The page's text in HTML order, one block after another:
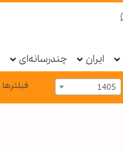
ایران چندرسانه‌ای
1405 فیلترها